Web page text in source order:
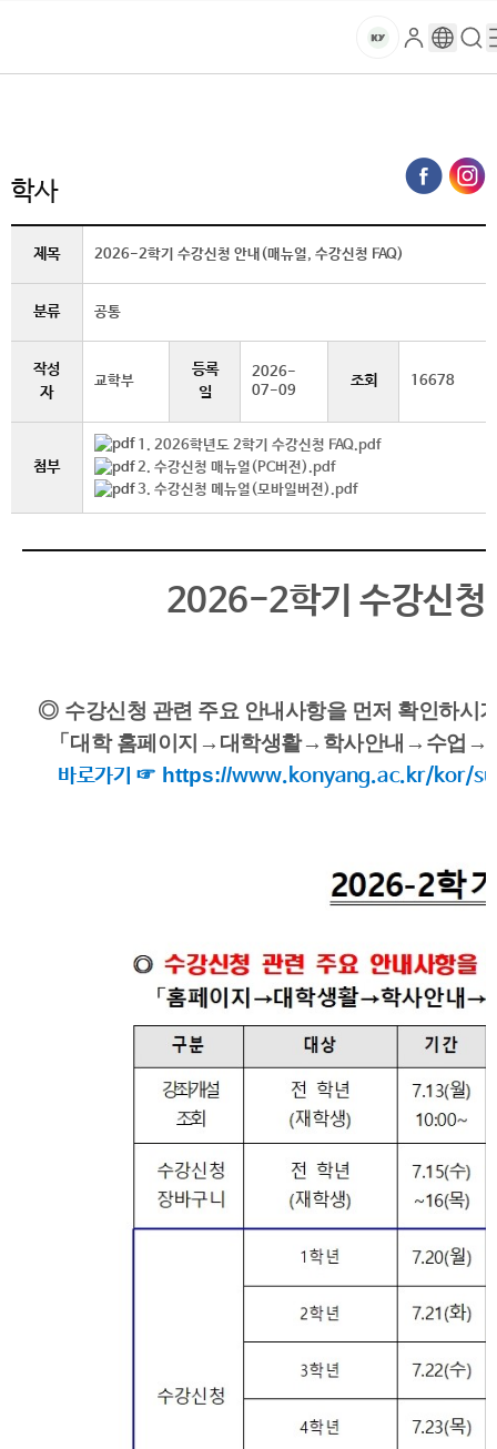
건
대
학
교
마
로
그
구
글
검
색
메
뉴
학사
제목 2026-2학기 수강신청 안내(매뉴얼, 수강신청 FAQ)
분류 공통
작성
자
교학부
등록
일
2026-
07-09
조회 16678
첨부
1. 2026학년도 2학기 수강신청 FAQ.pdf
2. 수강신청 매뉴얼(PC버전).pdf
3. 수강신청 메뉴얼(모바일버전).pdf
2026-2학기 수강신청
◎ 수강신청 관련 주요 안내사항을 먼저 확인하시
「 대학 홈페이 지 → 대학생활→ 학사안내 → 수업 →
바로가기 ☞ https://www.konyang.ac.kr/kor/